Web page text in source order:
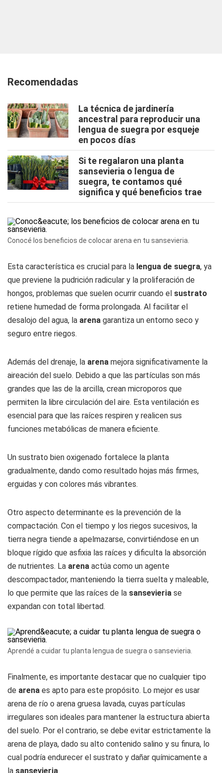
Recomendadas
La técnica de jardinería
ancestral para reproducir una
lengua de suegra por esqueje
en pocos días
Si te regalaron una planta
sansevieria o lengua de
suegra, te contamos qué
significa y qué beneficios trae
Conocé los beneficios de colocar arena en tu sansevieria.
Esta característica es crucial para la lengua de suegra, ya
que previene la pudrición radicular y la proliferación de
hongos, problemas que suelen ocurrir cuando el sustrato
retiene humedad de forma prolongada. Al facilitar el
desalojo del agua, la arena garantiza un entorno seco y
seguro entre riegos.
Además del drenaje, la arena mejora significativamente la
aireación del suelo. Debido a que las partículas son más
grandes que las de la arcilla, crean microporos que
permiten la libre circulación del aire. Esta ventilación es
esencial para que las raíces respiren y realicen sus
funciones metabólicas de manera eficiente.
Un sustrato bien oxigenado fortalece la planta
gradualmente, dando como resultado hojas más firmes,
erguidas y con colores más vibrantes.
Otro aspecto determinante es la prevención de la
compactación. Con el tiempo y los riegos sucesivos, la
tierra negra tiende a apelmazarse, convirtiéndose en un
bloque rígido que asfixia las raíces y dificulta la absorción
de nutrientes. La arena actúa como un agente
descompactador, manteniendo la tierra suelta y maleable,
lo que permite que las raíces de la sansevieria se
expandan con total libertad.
Aprendé a cuidar tu planta lengua de suegra o sansevieria.
Finalmente, es importante destacar que no cualquier tipo
de arena es apto para este propósito. Lo mejor es usar
arena de río o arena gruesa lavada, cuyas partículas
irregulares son ideales para mantener la estructura abierta
del suelo. Por el contrario, se debe evitar estrictamente la
arena de playa, dado su alto contenido salino y su finura, lo
cual podría endurecer el sustrato y dañar químicamente a
la sansevieria.